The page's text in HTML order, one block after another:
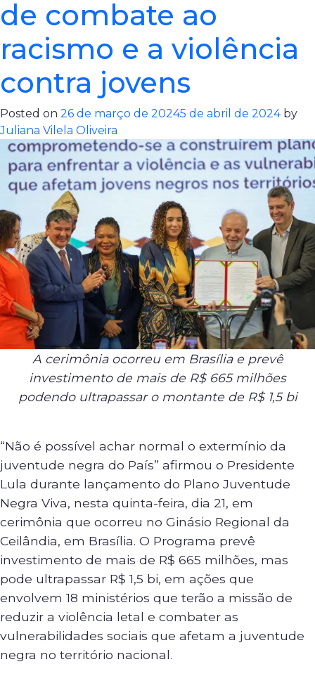
de combate ao
racismo e a violência
contra jovens
Posted on 26 de março de 20245 de abril de 2024by
Juliana Vilela Oliveira
A cerimônia ocorreu em Brasília e prevê
investimento de mais de R$ 665 milhões
podendo ultrapassar o montante de R$ 1,5 bi
“Não é possível achar normal o extermínio da
juventude negra do País” afirmou o Presidente
Lula durante lançamento do Plano Juventude
Negra Viva, nesta quinta-feira, dia 21, em
cerimônia que ocorreu no Ginásio Regional da
Ceilândia, em Brasília. O Programa prevê
investimento de mais de R$ 665 milhões, mas
pode ultrapassar R$ 1,5 bi, em ações que
envolvem 18 ministérios que terão a missão de
reduzir a violência letal e combater as
vulnerabilidades sociais que afetam a juventude
negra no território nacional.